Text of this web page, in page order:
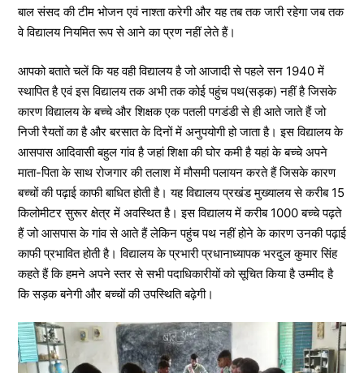
बाल संसद की टीम भोजन एवं नाश्ता करेगी और यह तब तक जारी रहेगा जब तक
वे विद्यालय नियमित रूप से आने का प्रण नहीं लेते हैं।
आपको बताते चलें कि यह वही विद्यालय है जो आजादी से पहले सन 1940 में
स्थापित है एवं इस विद्यालय तक अभी तक कोई पहुंच पथ(सड़क) नहीं है जिसके
कारण विद्यालय के बच्चे और शिक्षक एक पतली पगडंडी से ही आते जाते हैं जो
निजी रैयतों का है और बरसात के दिनों में अनुपयोगी हो जाता है। इस विद्यालय के
आसपास आदिवासी बहुल गांव है जहां शिक्षा की घोर कमी है यहां के बच्चे अपने
माता-पिता के साथ रोजगार की तलाश में मौसमी पलायन करते हैं जिसके कारण
बच्चों की पढ़ाई काफी बाधित होती है। यह विद्यालय प्रखंड मुख्यालय से करीब 15
किलोमीटर सुरूर क्षेत्र में अवस्थित है। इस विद्यालय में करीब 1000 बच्चे पढ़ते
हैं जो आसपास के गांव से आते हैं लेकिन पहुंच पथ नहीं होने के कारण उनकी पढ़ाई
काफी प्रभावित होती है। विद्यालय के प्रभारी प्रधानाध्यापक भरदुल कुमार सिंह
कहते हैं कि हमने अपने स्तर से सभी पदाधिकारीयों को सूचित किया है उम्मीद है
कि सड़क बनेगी और बच्चों की उपस्थिति बढ़ेगी।